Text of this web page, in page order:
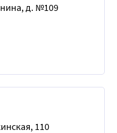
д. №109
110